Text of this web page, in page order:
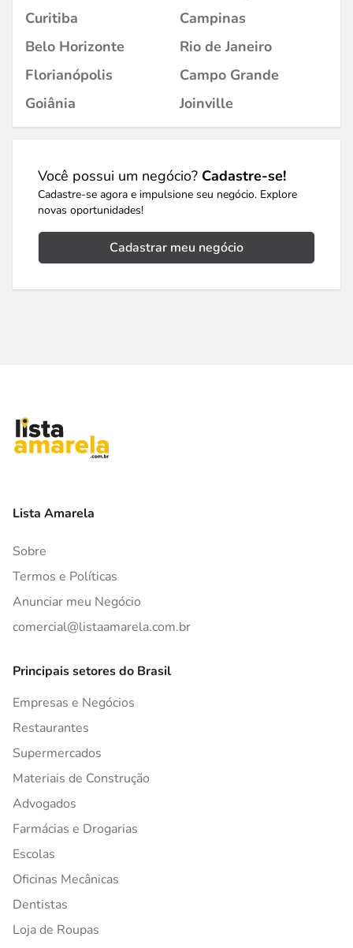
Curitiba
Campinas
Belo Horizonte
Rio de Janeiro
Florianópolis
Campo Grande
Goiânia
Joinville
Você possui um negócio? Cadastre-se!
Cadastre-se agora e impulsione seu negócio. Explore
novas oportunidades!
Cadastrar meu negócio
Lista Amarela
Sobre
Termos e Políticas
Anunciar meu Negócio
comercial@listaamarela.com.br
Principais setores do Brasil
Empresas e Negócios
Restaurantes
Supermercados
Materiais de Construção
Advogados
Farmácias e Drogarias
Escolas
Oficinas Mecânicas
Dentistas
Loja de Roupas